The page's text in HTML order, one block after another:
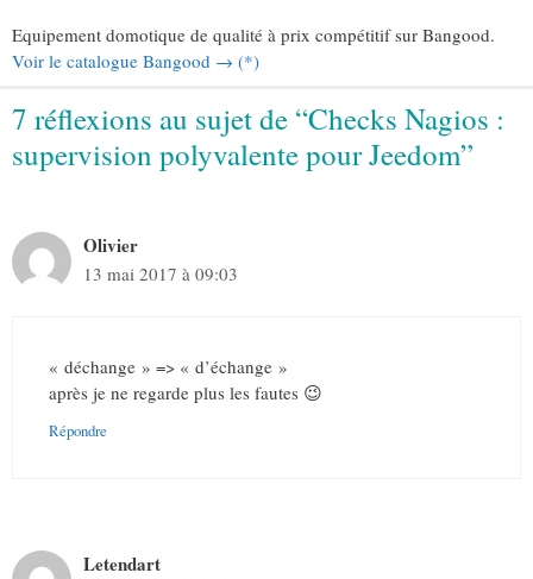
Equipement domotique de qualité à prix compétitif sur Bangood.
Voir le catalogue Bangood → (*)
7 réflexions au sujet de “Checks Nagios :
supervision polyvalente pour Jeedom”
Olivier
13 mai 2017 à 09:03
« déchange » => « d’échange »
après je ne regarde plus les fautes 😉
Répondre
Letendart